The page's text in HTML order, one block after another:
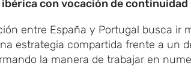
ibérica con vocación de continuidad
entre España y Portugal busca ir
estrategia compartida frente a un
la manera de trabajar en